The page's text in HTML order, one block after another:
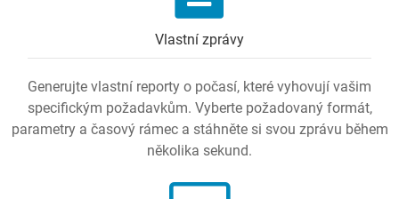
Vlastní zprávy
Generujte vlastní reporty o počasí, které vyhovují vašim
specifickým požadavkům. Vyberte požadovaný formát,
parametry a časový rámec a stáhněte si svou zprávu během
několika sekund.